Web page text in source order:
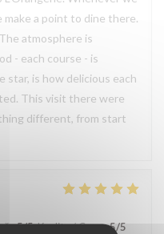
a point to dine there.
atmosphere is
- each course - is
is how delicious each
This visit there were
different, from start
:5/5 Kvalita / Cena:5/5